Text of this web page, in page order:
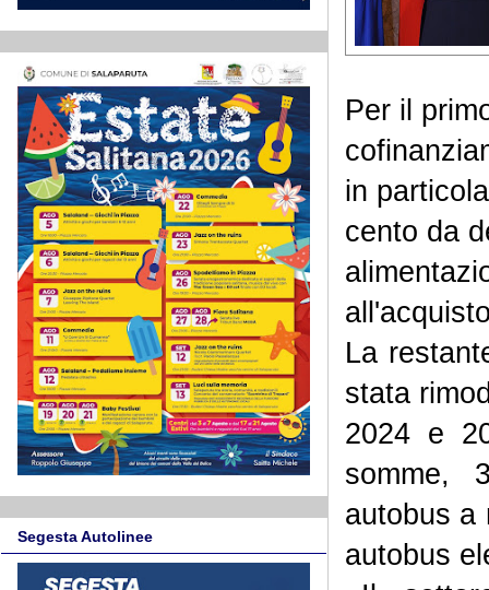
Per il
in
cento da
La
stata
2024 e
somme,
autobus a
autobus
Segesta Autolinee